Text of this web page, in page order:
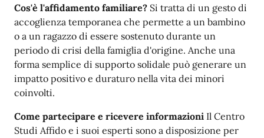
Cos'è l'affidamento familiare? Si tratta di un gesto di
accoglienza temporanea che permette a un bambino
o a un ragazzo di essere sostenuto durante un
periodo di crisi della famiglia d'origine. Anche una
forma semplice di supporto solidale può generare un
impatto positivo e duraturo nella vita dei minori
coinvolti.
Come partecipare e ricevere informazioni Il Centro
Studi Affido e i suoi esperti sono a disposizione per